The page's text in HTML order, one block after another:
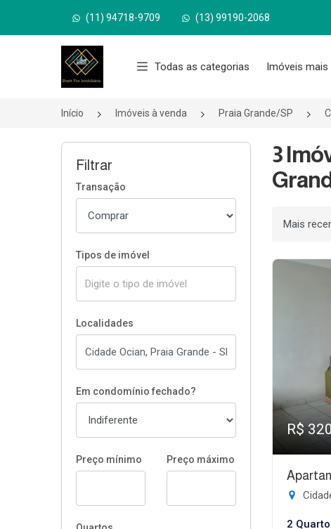
(11) 94718-9709 (13) 99190-2068
Página inicial
Todas as categorias Imóveis
Início Imóveis à venda Praia Grande/SP
Filtrar
Transação
Tipos de imóvel
Localidades
Em condomínio fechado?
Preço mínimo Preço máximo
3
Ordenar
R$
2